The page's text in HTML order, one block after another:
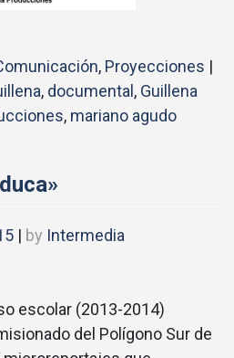
, Proyecciones |
, documental, Guillena
, mariano agudo
| by Intermedia
escolar (2013-2014)
del Polígono Sur de